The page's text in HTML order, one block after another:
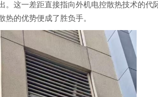
。这一差距直接指向外机电控散热技术的代
的优势便成了胜负手。